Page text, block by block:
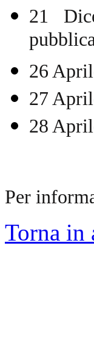
21
26
27
28
Per
Torna in